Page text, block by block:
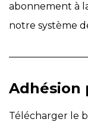
abonnement à
notre système
Adhésion
Télécharger le